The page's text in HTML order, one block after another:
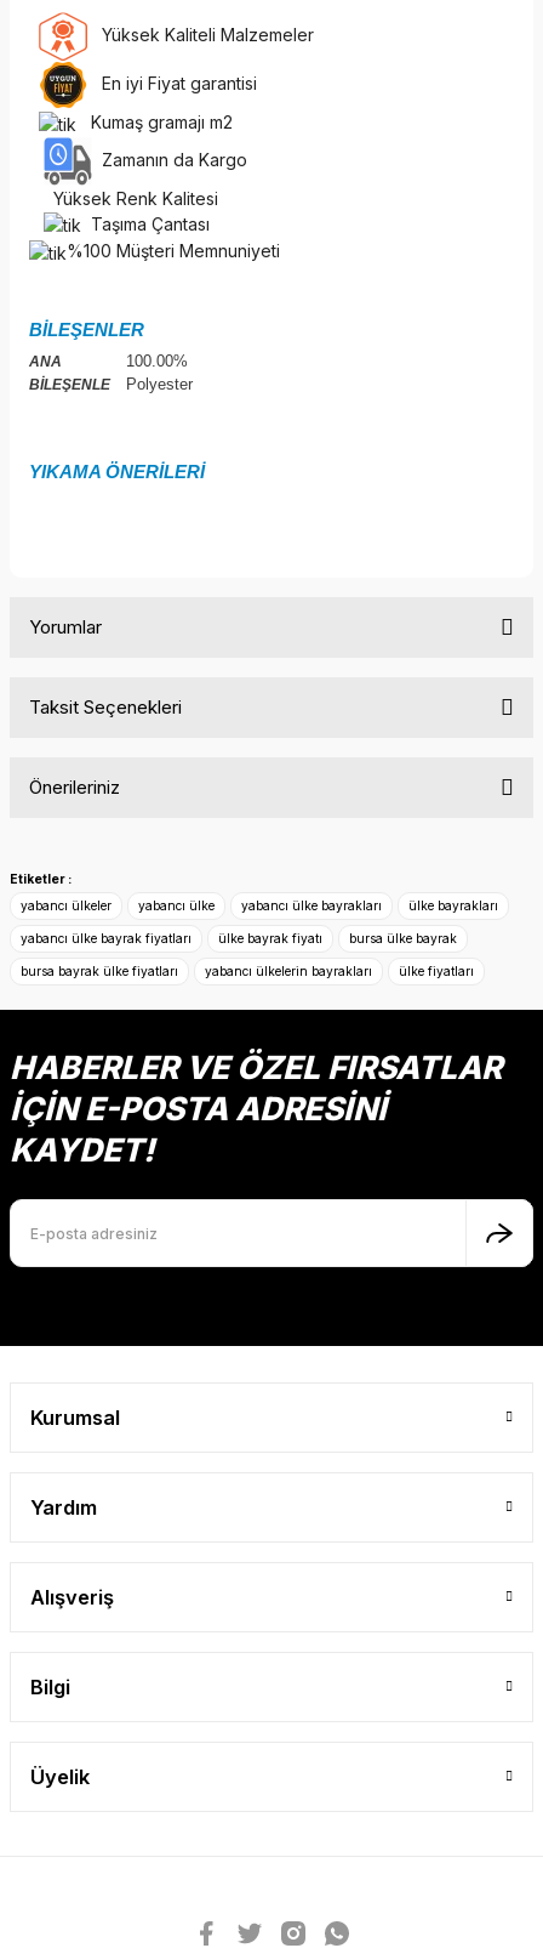
Yüksek Kaliteli Malzemeler
En iyi Fiyat garantisi
Kumaş gramajı m2
Zamanın da Kargo
Yüksek Renk Kalitesi
Taşıma Çantası
%100 Müşteri Memnuniyeti
BİLEŞENLER
ANA
BİLEŞENLE
100.00%
Polyester
YIKAMA ÖNERİLERİ
Yorumlar
Taksit Seçenekleri
Önerileriniz
konularda yetersiz gördüğünüz noktaları öneri formunu
Görüş ve önerileriniz için teşekkür ederiz.
Ürün resmi kalitesiz, bozuk veya görüntülenemiyor.
Ürün açıklamasında eksik bilgiler bulunuyor.
Ürün bilgilerinde hatalar bulunuyor.
Ürün fiyatı diğer sitelerden daha pahalı.
Bu ürüne benzer farklı alternatifler olmalı.
Etiketler :
yabancı ülkeler
yabancı ülke yabancı ülke bayrakları ülke bayrakları
yabancı ülke bayrak fiyatları ülke bayrak fiyatı bursa ülke bayrak
bursa bayrak ülke fiyatları yabancı ülkelerin bayrakları ülke fiyatları
HABERLER VE ÖZEL FIRSATLAR
İÇİN E-POSTA ADRESİNİ
KAYDET!
Kurumsal
Yardım
Alışveriş
Bilgi
Üyelik